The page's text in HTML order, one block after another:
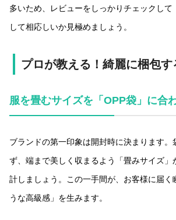
多いため、レビューをしっかりチェックして
して相応しいか見極めましょう。
プロが教える！綺麗に梱包
服を畳むサイズを「OPP袋」に合
ブランドの第一印象は開封時に決まります。
ず、端まで美しく収まるよう「畳みサイズ」
計しましょう。この一手間が、お客様に届く
うな高級感」を生みます。